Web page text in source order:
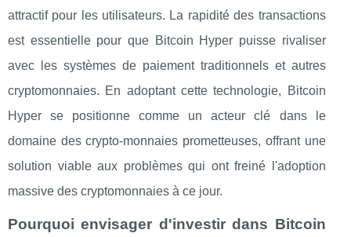
attractif pour les utilisateurs. La rapidité des transactions
est essentielle pour que Bitcoin Hyper puisse rivaliser
avec les systèmes de paiement traditionnels et autres
cryptomonnaies. En adoptant cette technologie, Bitcoin
Hyper se positionne comme un acteur clé dans le
domaine des crypto-monnaies prometteuses, offrant une
solution viable aux problèmes qui ont freiné l'adoption
massive des cryptomonnaies à ce jour.
Pourquoi envisager d'investir dans Bitcoin